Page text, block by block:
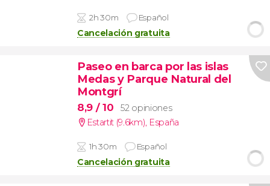
2h 30m Español
Cancelación gratuita
Paseo en barca por las islas
Medas y Parque Natural del
Montgrí
8,9 / 10
52 opiniones
Estartit (9.6km), España
1h 30m Español
Cancelación gratuita